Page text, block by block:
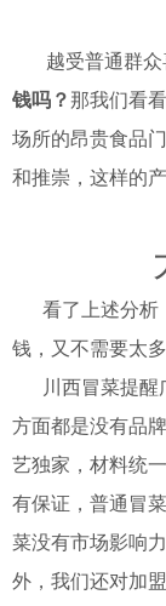
越受普通群众
钱吗？那我们看
场所的昂贵食品
和推崇，这样的
看了上述分析
钱，又不需要太
川西冒菜提
方面都是没有品
艺独家，材料统
有保证，普通冒
菜没有市场影响
外，我们还对加